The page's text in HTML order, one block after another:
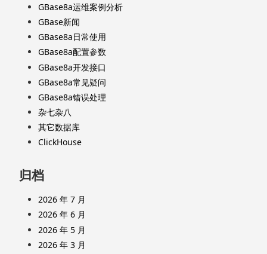
GBase8a运维案例分析
GBase新闻
GBase8a日常使用
GBase8a配置参数
GBase8a开发接口
GBase8a常见疑问
GBase8a错误处理
杂七杂八
其它数据库
ClickHouse
归档
2026 年 7 月
2026 年 6 月
2026 年 5 月
2026 年 3 月